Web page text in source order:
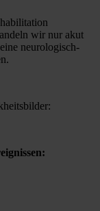
wir nur akut
neurologisch-